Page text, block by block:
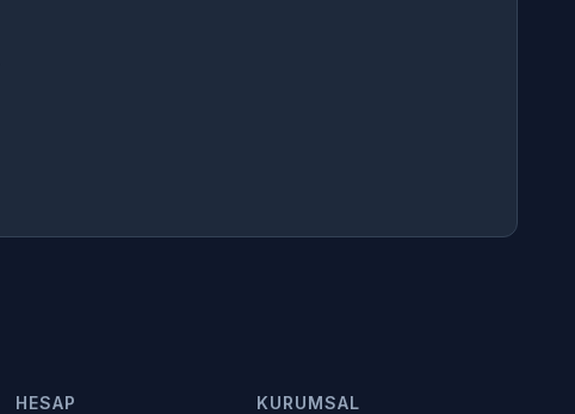
HESAP KURUMSAL